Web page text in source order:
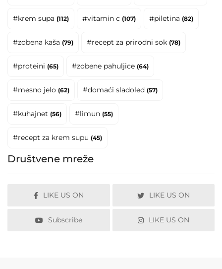
#krem supa (112) #vitamin c (107) #piletina (82)
#zobena kaša (79) #recept za prirodni sok (78)
#proteini (65) #zobene pahuljice (64)
#mesno jelo (62) #domaći sladoled (57)
#kuhajnet (56) #limun (55)
#recept za krem supu (45)
Društvene mreže
LIKE US ON LIKE US ON
Subscribe LIKE US ON